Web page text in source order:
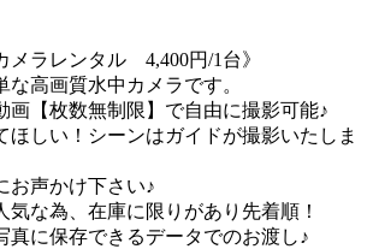
メラレンタル 4,400円/1台》
な高画質水中カメラです。
画【枚数無制限】で自由に撮影可能♪
ほしい！シーンはガイドが撮影いたしま
お声かけ下さい♪
気な為、在庫に限りがあり先着順！
真に保存できるデータでのお渡し♪